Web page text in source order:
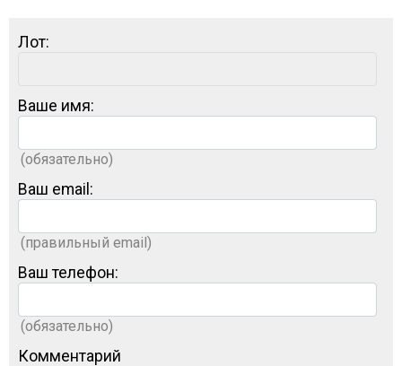
Лот:
Ваше имя:
(обязательно)
Ваш email:
(правильный email)
Ваш телефон:
(обязательно)
Комментарий